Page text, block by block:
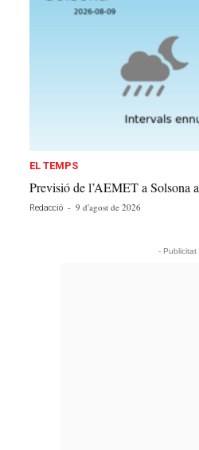
EL TEMPS
Previsió de l’AEMET a Solsona
Redacció - 9 d'agost de 2026
- Publicitat